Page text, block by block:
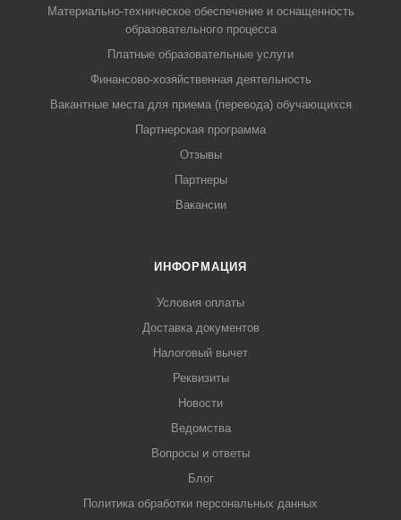
Материально-техническое обеспечение и оснащенность
образовательного процесса
Платные образовательные услуги
Финансово-хозяйственная деятельность
Вакантные места для приема (перевода) обучающихся
Партнерская программа
Отзывы
Партнеры
Вакансии
ИНФОРМАЦИЯ
Условия оплаты
Доставка документов
Налоговый вычет
Реквизиты
Новости
Ведомства
Вопросы и ответы
Блог
Политика обработки персональных данных